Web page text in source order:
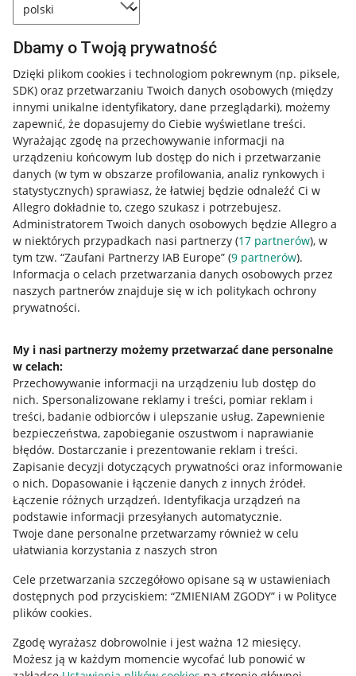
Dbamy o Twoją prywatność
Dzięki plikom cookies i technologiom pokrewnym (np. piksele,
SDK) oraz przetwarzaniu Twoich danych osobowych (między
innymi unikalne identyfikatory, dane przeglądarki), możemy
zapewnić, że dopasujemy do Ciebie wyświetlane treści.
Wyrażając zgodę na przechowywanie informacji na
urządzeniu końcowym lub dostęp do nich i przetwarzanie
danych (w tym w obszarze profilowania, analiz rynkowych i
statystycznych) sprawiasz, że łatwiej będzie odnaleźć Ci w
Allegro dokładnie to, czego szukasz i potrzebujesz.
Administratorem Twoich danych osobowych będzie Allegro a
w niektórych przypadkach nasi partnerzy (17 partnerów), w
tym tzw. “Zaufani Partnerzy IAB Europe” (9 partnerów).
Informacja o celach przetwarzania danych osobowych przez
naszych partnerów znajduje się w ich politykach ochrony
prywatności.
My i nasi partnerzy możemy przetwarzać dane personalne
w celach:
Przechowywanie informacji na urządzeniu lub dostęp do
nich. Spersonalizowane reklamy i treści, pomiar reklam i
treści, badanie odbiorców i ulepszanie usług. Zapewnienie
bezpieczeństwa, zapobieganie oszustwom i naprawianie
błędów. Dostarczanie i prezentowanie reklam i treści.
Zapisanie decyzji dotyczących prywatności oraz informowanie
o nich. Dopasowanie i łączenie danych z innych źródeł.
Łączenie różnych urządzeń. Identyfikacja urządzeń na
podstawie informacji przesyłanych automatycznie.
Twoje dane personalne przetwarzamy również w celu
ułatwiania korzystania z naszych stron
Cele przetwarzania szczegółowo opisane są w ustawieniach
dostępnych pod przyciskiem: “ZMIENIAM ZGODY” i w Polityce
plików cookies.
Zgodę wyrażasz dobrowolnie i jest ważna 12 miesięcy.
Możesz ją w każdym momencie wycofać lub ponowić w
Przydatne informacje
Jak to działa
Allegro Gadane dla sprzedających
Allegro Gadane dla kupujących
Mapa miejscowości
Informacje prawne
Regulamin
Polityka plików "cookies"
Ustawienia plików "cookies"
Udostępnianie lokalizacji
Informacje dla Aktu o Usługach Cyfrowych
Pobierz aplikację